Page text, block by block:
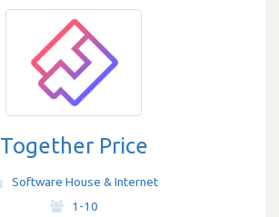
Together Price
Software House & Internet
1-10